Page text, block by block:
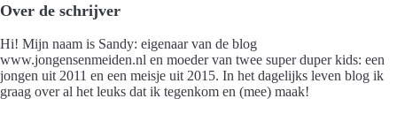
Over de schrijver
Hi! Mijn naam is Sandy: eigenaar van de blog
www.jongensenmeiden.nl en moeder van twee super duper kids: een
jongen uit 2011 en een meisje uit 2015. In het dagelijks leven blog ik
graag over al het leuks dat ik tegenkom en (mee) maak!